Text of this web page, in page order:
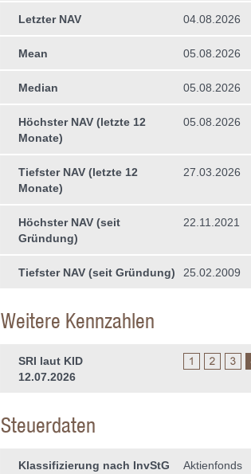
Letzter NAV 04.08.2026
Mean 05.08.2026
Median 05.08.2026
Höchster NAV (letzte 12
Monate)
05.08.2026
Tiefster NAV (letzte 12
Monate)
27.03.2026
Höchster NAV (seit
Gründung)
22.11.2021
Tiefster NAV (seit Gründung) 25.02.2009
Weitere Kennzahlen
SRI laut KID
12.07.2026
Steuerdaten
Klassifizierung nach InvStG
Aktienfonds